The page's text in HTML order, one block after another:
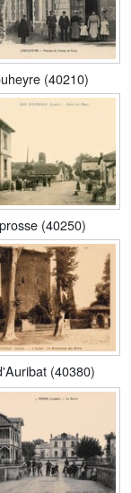
(40210)
(40250)
(40380)